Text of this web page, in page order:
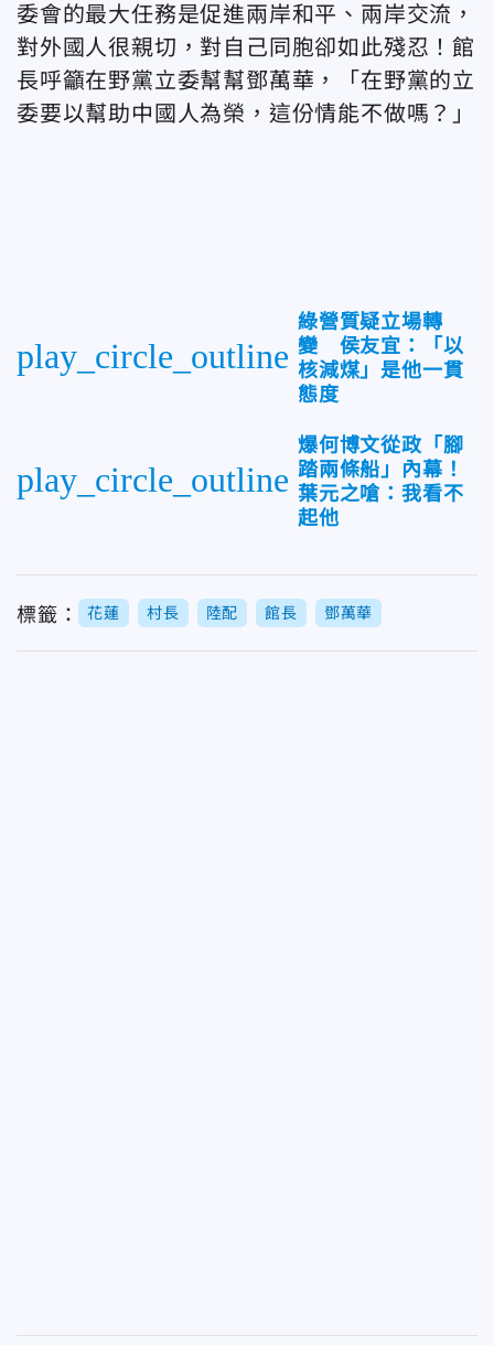
委會的最大任務是促進兩岸和平、兩岸交流，
對外國人很親切，對自己同胞卻如此殘忍！館
長呼籲在野黨立委幫幫鄧萬華，「在野黨的立
委要以幫助中國人為榮，這份情能不做嗎？」
play_circle_outline
綠營質疑立場轉
變 侯友宜：「以
核減煤」是他一貫
態度
play_circle_outline
爆何博文從政「腳
踏兩條船」內幕！
葉元之嗆：我看不
起他
標籤： 花蓮 村長 陸配 館長 鄧萬華